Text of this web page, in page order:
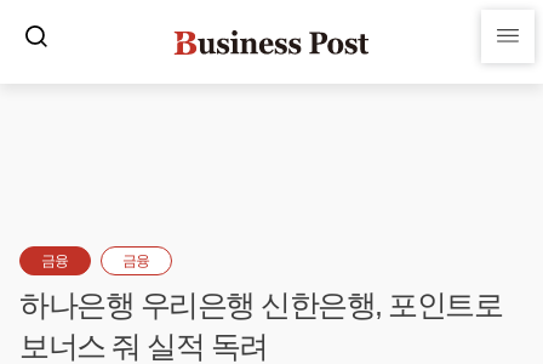
금융 금융
하나은행 우리은행 신한은행, 포인트로
보너스 줘 실적 독려